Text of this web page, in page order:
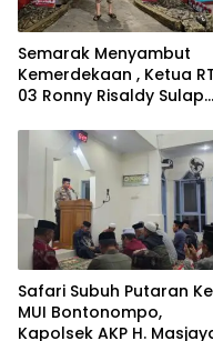
Semarak Menyambut
Kemerdekaan , Ketua
03 Ronny Risaldy Sulap
Safari Subuh Putaran
MUI Bontonompo,
Kapolsek AKP H.